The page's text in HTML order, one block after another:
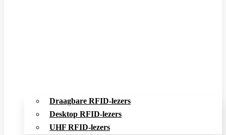
Draagbare RFID-lezers
Desktop RFID-lezers
UHF RFID-lezers